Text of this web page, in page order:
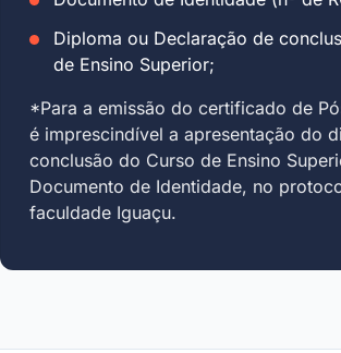
Diploma ou Declaração de
de Ensino Superior;
*Para a emissão do certificado de
é imprescindível a apresentação do
conclusão do Curso de Ensino
Documento de Identidade, no
faculdade Iguaçu.